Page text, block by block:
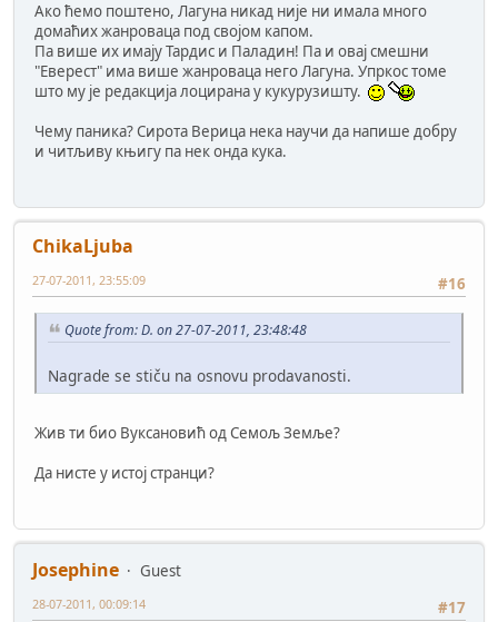
Ако ћемо поштено, Лагуна никад није ни имала много
домаћих жанроваца под својом капом.
Па више их имају Тардис и Паладин! Па и овај смешни
"Еверест" има више жанроваца него Лагуна. Упркос томе
што му је редакција лоцирана у кукурузишту.
Чему паника? Сирота Верица нека научи да напише добру
и читљиву књигу па нек онда кука.
ChikaLjuba
#16
27-07-2011, 23:55:09
Quote from: D. on 27-07-2011, 23:48:48
Nagrade se stiču na osnovu prodavanosti.
Жив ти био Вуксановић од Семољ Земље?
Да нисте у истој странци?
Josephine
Guest
#17
28-07-2011, 00:09:14